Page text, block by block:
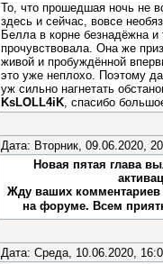
То, что прошедшая ночь не
здесь и сейчас, вовсе
Белла в корне безнадёжна и
прочувствовала. Она же
живой и пробуждённой
это уже неплохо. Поэтому
уж сильно нагнетать
KsLOLL4iK, спасибо
Дата: Вторник, 09.06.2020,
Новая пятая глава
Жду ваших комментариев
на форуме. Всем
Дата: Среда, 10.06.2020,